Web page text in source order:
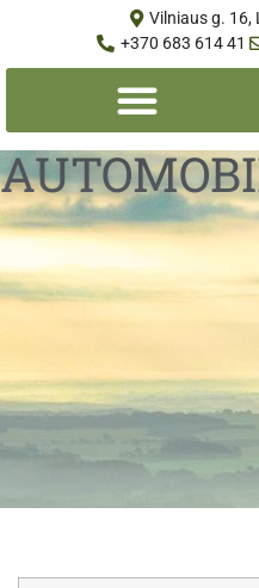
Vilniaus g. 16,
+370 683 614 41